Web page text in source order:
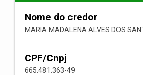
Nome do credor
MARIA MADALENA ALVES DOS
CPF/Cnpj
665.481.363-49